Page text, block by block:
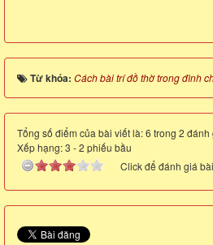
Từ khóa: Cách bài trí đồ thờ trong đình
Tổng số điểm của bài viết là: 6 trong 2 đánh
Xếp hạng:3 -2 phiếu bầu
Click để đánh giá